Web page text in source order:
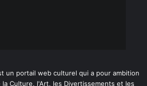
un portail web culturel qui a pour ambition
Culture, l'Art, les Divertissements et les